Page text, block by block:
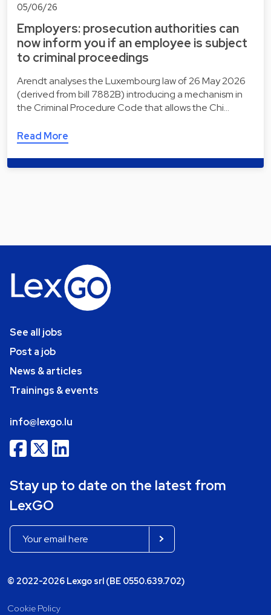
05/06/26
Employers: prosecution authorities can
now inform you if an employee is subject
to criminal proceedings
Arendt analyses the Luxembourg law of 26 May 2026
(derived from bill 7882B) introducing a mechanism in
the Criminal Procedure Code that allows the Chi…
Read More
See all jobs
Post a job
News & articles
Trainings & events
info@lexgo.lu
Stay up to date on the latest from
LexGO
© 2022-2026 Lexgo srl (BE 0550.639.702)
Cookie Policy